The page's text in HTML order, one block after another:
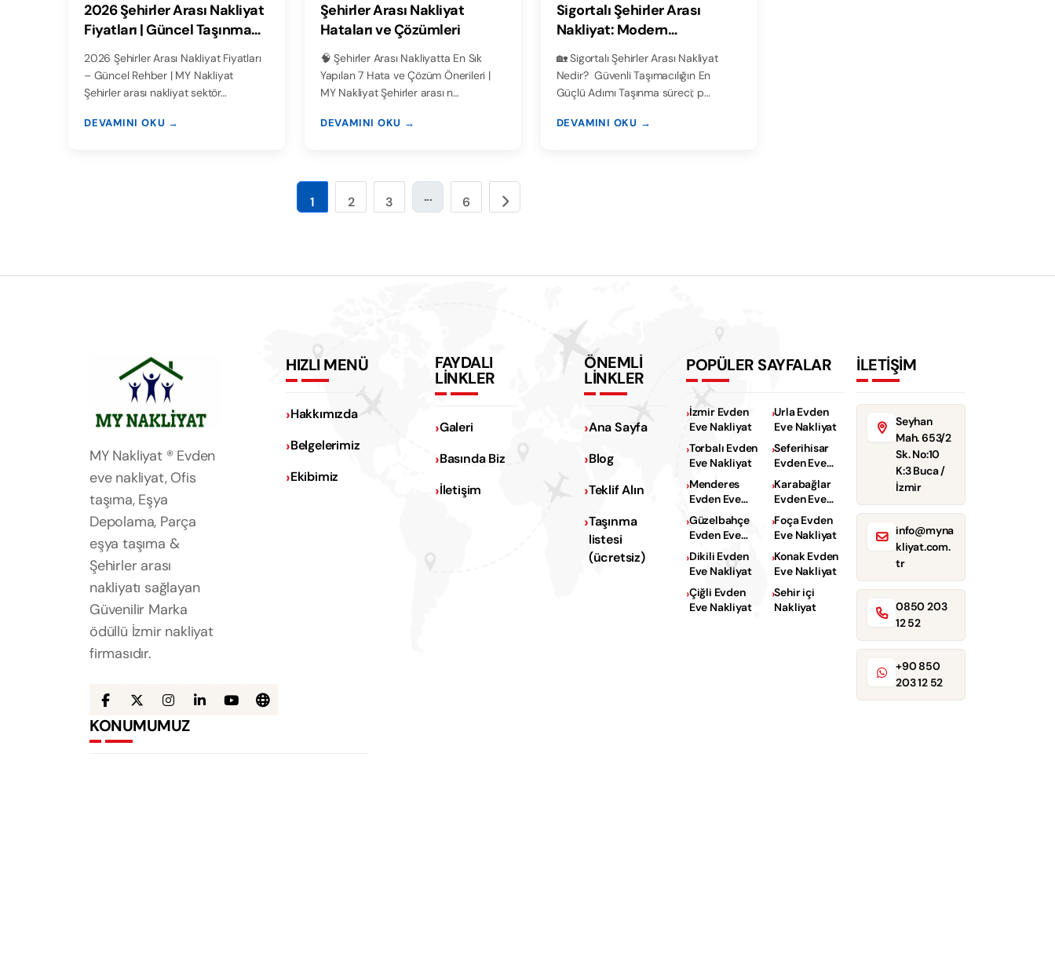
2026 Şehirler Arası Nakliyat
Fiyatları | Güncel Taşınma
Rehberi
2026 Şehirler Arası Nakliyat Fiyatları
– Güncel Rehber | MY Nakliyat
Şehirler arası nakliyat sektör…
DEVAMINI OKU →
Şehirler Arası Nakliyat
Hataları ve Çözümleri
🧠 Şehirler Arası Nakliyatta En Sık
Yapılan 7 Hata ve Çözüm Önerileri |
MY Nakliyat Şehirler arası n…
DEVAMINI OKU →
Sigortalı Şehirler Arası
Nakliyat: Modern
Taşımacılığın Güvencesi
🏡 Sigortalı Şehirler Arası Nakliyat
Nedir? Güvenli Taşımacılığın En
Güçlü Adımı Taşınma süreci; p…
DEVAMINI OKU →
1 2 3 ... 6
MY Nakliyat ® Evden
eve nakliyat, Ofis
taşıma, Eşya
Depolama, Parça
eşya taşıma &
Şehirler arası
nakliyatı sağlayan
Güvenilir Marka
ödüllü İzmir nakliyat
firmasıdır.
HIZLI MENÜ
Hakkımızda
Belgelerimiz
Ekibimiz
FAYDALI
LİNKLER
Galeri
Basında Biz
İletişim
ÖNEMLİ
LİNKLER
Ana Sayfa
Blog
Teklif Alın
Taşınma
listesi
(ücretsiz)
POPÜLER SAYFALAR
İzmir Evden
Eve Nakliyat
Urla Evden
Eve Nakliyat
Torbalı Evden
Eve Nakliyat
Seferihisar
Evden Eve
Nakliyat
Menderes
Evden Eve
Nakliyat
Karabağlar
Evden Eve
Nakliyat
Güzelbahçe
Evden Eve
Nakliyat
Foça Evden
Eve Nakliyat
Dikili Evden
Eve Nakliyat
Konak Evden
Eve Nakliyat
Çiğli Evden
Eve Nakliyat
Sehir içi
Nakliyat
İLETİŞİM
Seyhan
Mah. 653/2
Sk. No:10
K:3 Buca /
İzmir
info@myna
kliyat.com.
tr
0850 203
12 52
+90 850
203 12 52
KONUMUMUZ